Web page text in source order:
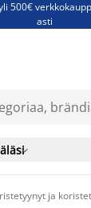
500€
asti
- Säästä jopa

ja